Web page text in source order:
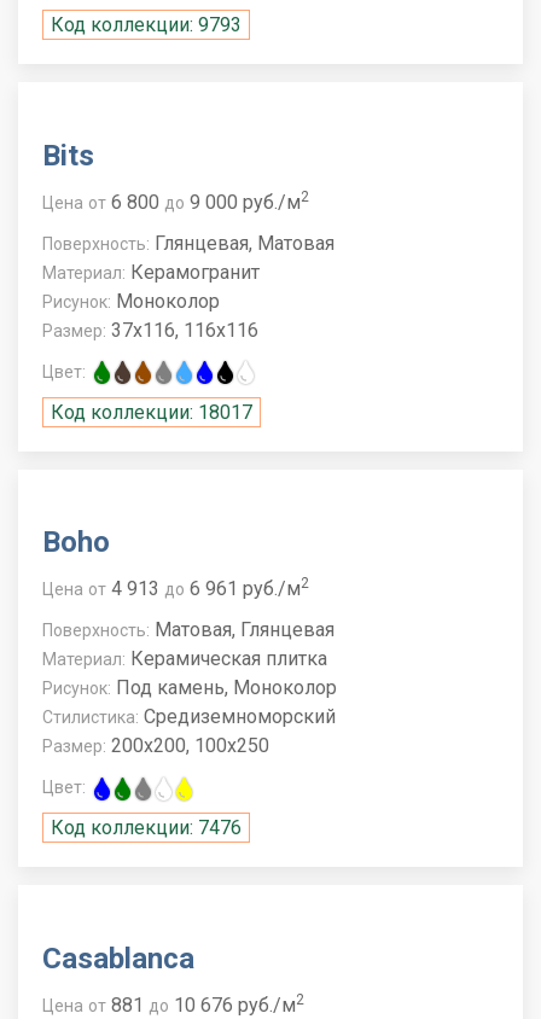
Код коллекции: 9793
Bits
Цена от 6 800 до 9 000 руб./м2
Поверхность: Глянцевая, Матовая
Материал: Керамогранит
Рисунок: Моноколор
Размер: 37x116, 116x116
Цвет:
Код коллекции: 18017
Boho
Цена от 4 913 до 6 961 руб./м2
Поверхность: Матовая, Глянцевая
Материал: Керамическая плитка
Рисунок: Под камень, Моноколор
Стилистика: Средиземноморский
Размер: 200x200, 100x250
Цвет:
Код коллекции: 7476
Casablanca
Цена от 881 до 10 676 руб./м2